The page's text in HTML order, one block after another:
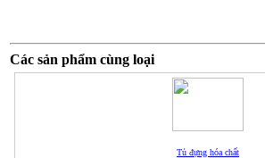
Các sản phẩm cùng loại
Tủ đựng hóa chất